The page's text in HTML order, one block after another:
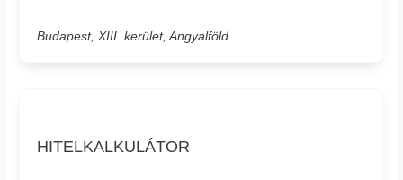
Budapest, XIII. kerület, Angyalföld
HITELKALKULÁTOR